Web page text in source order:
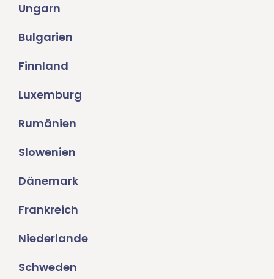
Ungarn
Bulgarien
Finnland
Luxemburg
Rumänien
Slowenien
Dänemark
Frankreich
Niederlande
Schweden